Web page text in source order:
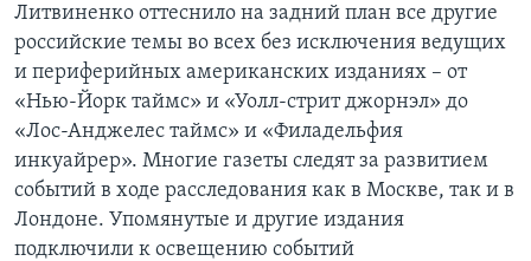
поискДИСКУССИЯ VOA
ДЕТАЛИ
НЬЮ-ЙОРК NEW YORK
АМЕРИКА. БОЛЬШОЕ ПУТЕШЕСТВИЕ
АРТЕФАКТЫ
АМЕРИКАНСКИЕ ГОРОДКИ
ТЕСТЫ
ЗА СВОБОДУ ПРЕССЫ
УЧИМ АНГЛИЙСКИЙ
ВИДЕО
ПОДПИСКА НА НОВОСТИ
Learning English
Литвиненко оттеснило на задний план все другие
российские темы во всех без исключения ведущих
и периферийных американских изданиях – от
«Нью-Йорк таймс» и «Уолл-стрит джорнэл» до
«Лос-Анджелес таймс» и «Филадельфия
инкуайрер». Многие газеты следят за развитием
событий в ходе расследования как в Москве, так и в
Лондоне. Упомянутые и другие издания
подключили к освещению событий